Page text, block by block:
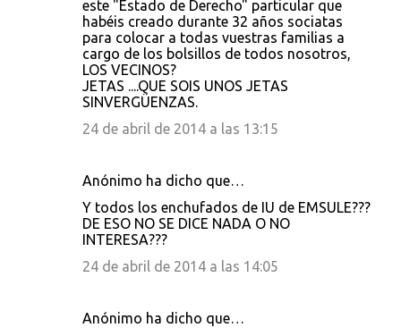
este "Estado de Derecho" particular que
habéis creado durante 32 años sociatas
para colocar a todas vuestras familias a
cargo de los bolsillos de todos nosotros,
LOS VECINOS?
JETAS ....QUE SOIS UNOS JETAS
SINVERGÜENZAS.
24 de abril de 2014 a las 13:15
Anónimo ha dicho que…
Y todos los enchufados de IU de EMSULE???
DE ESO NO SE DICE NADA O NO
INTERESA???
24 de abril de 2014 a las 14:05
Anónimo ha dicho que…